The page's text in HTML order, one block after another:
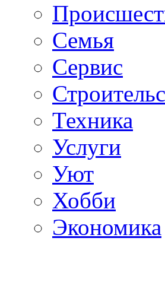
Семья
Сервис
Техника
Услуги
Уют
Хобби
Экономика